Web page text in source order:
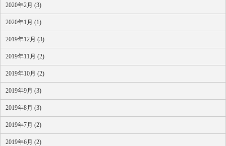
2020年2月 (3)
2020年1月 (1)
2019年12月 (3)
2019年11月 (2)
2019年10月 (2)
2019年9月 (3)
2019年8月 (3)
2019年7月 (2)
2019年6月 (2)